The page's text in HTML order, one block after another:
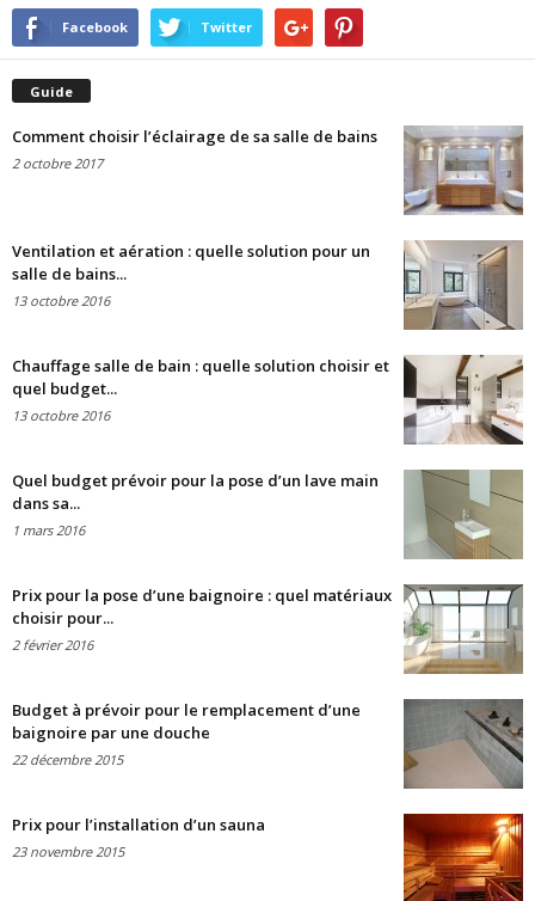
Facebook Twitter
Guide
Comment choisir l’éclairage de sa salle de bains
2 octobre 2017
Ventilation et aération : quelle solution pour un
salle de bains...
13 octobre 2016
Chauffage salle de bain : quelle solution choisir et
quel budget...
13 octobre 2016
Quel budget prévoir pour la pose d’un lave main
dans sa...
1 mars 2016
Prix pour la pose d’une baignoire : quel matériaux
choisir pour...
2 février 2016
Budget à prévoir pour le remplacement d’une
baignoire par une douche
22 décembre 2015
Prix pour l’installation d’un sauna
23 novembre 2015